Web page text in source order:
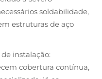
soldabilidade,
estruturas de aço
instalação:
cobertura contínua,